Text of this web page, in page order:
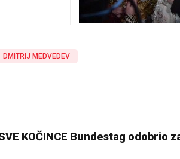
DMITRIJ MEDVEDEV
KOČINCE Bundestag odobrio